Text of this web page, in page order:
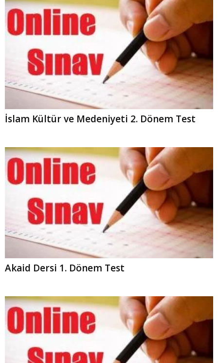
İslam Kültür ve Medeniyeti 2. Dönem Test
Akaid Dersi 1. Dönem Test